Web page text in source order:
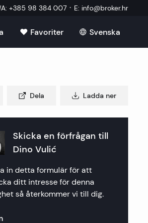
: +385 98 384 007 · E: info@broker.hr
Favoriter Svenska
Visa alla
Dela Ladda ner
Skicka en förfrågan till
Dino Vulić
in detta formulär för att
ditt intresse för denna
så återkommer vi till dig.